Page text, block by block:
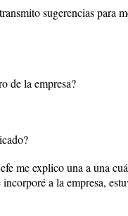
sugerencias para
de la empresa?
me explico una a una
a la empresa,